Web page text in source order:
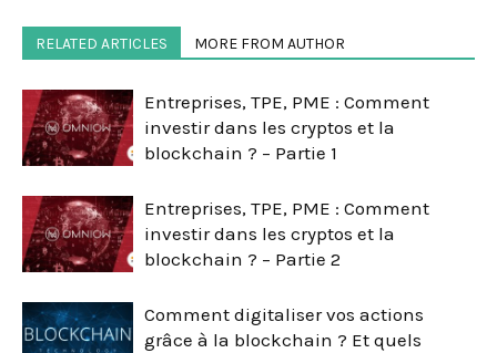
RELATED ARTICLES MORE FROM AUTHOR
Entreprises, TPE, PME : Comment
investir dans les cryptos et la
blockchain ? – Partie 1
Entreprises, TPE, PME : Comment
investir dans les cryptos et la
blockchain ? – Partie 2
Comment digitaliser vos actions
grâce à la blockchain ? Et quels